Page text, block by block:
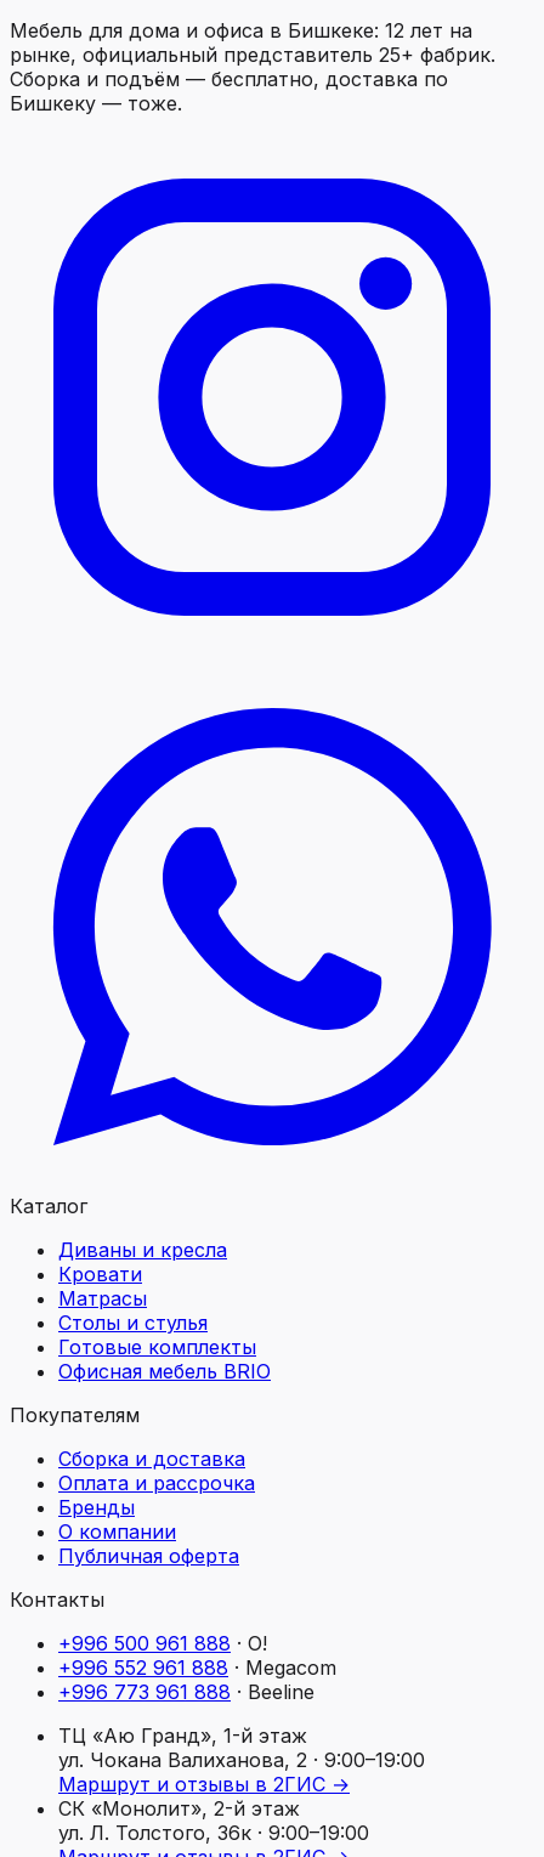
Мебель для дома и офиса в Бишкеке: 12 лет на
рынке, официальный представитель 25+ фабрик.
Сборка и подъём — бесплатно, доставка по
Бишкеку — тоже.
Каталог
Диваны и кресла
Кровати
Матрасы
Столы и стулья
Готовые комплекты
Офисная мебель BRIO
Покупателям
Сборка и доставка
Оплата и рассрочка
Бренды
О компании
Публичная оферта
Контакты
+996 500 961 888 · O!
+996 552 961 888 · Megacom
+996 773 961 888 · Beeline
ТЦ «Аю Гранд», 1-й этаж
ул. Чокана Валиханова, 2 · 9:00–19:00
Маршрут и отзывы в 2ГИС →
СК «Монолит», 2-й этаж
ул. Л. Толстого, 36к · 9:00–19:00